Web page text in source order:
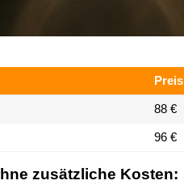
Preis
88 €
96 €
zusätzliche Kosten: